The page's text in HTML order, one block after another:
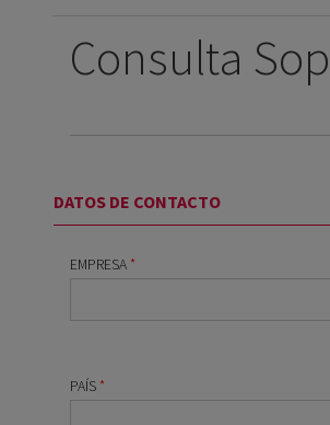
Consulta
DATOS DE CONTACTO
EMPRESA *
PAÍS *